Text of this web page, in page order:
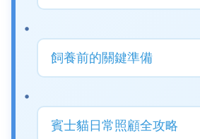
飼養前的關鍵準備
賓士貓日常照顧全攻略